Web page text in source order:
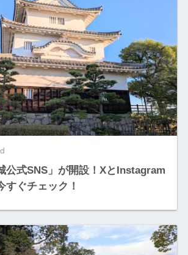
公式SNS」が開設！XとInstagram
すぐチェック！